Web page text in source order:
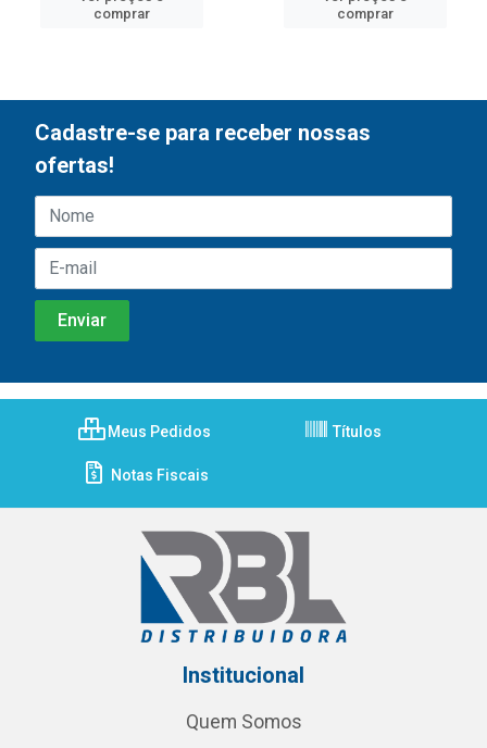
comprar
comprar
Cadastre-se para receber nossas
ofertas!
Meus Pedidos Títulos
Notas Fiscais
Institucional
Quem Somos